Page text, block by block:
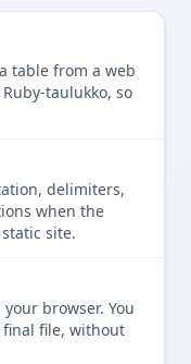
table from a web
taulukko, so
delimiters,
when the
site.
browser. You
file, without